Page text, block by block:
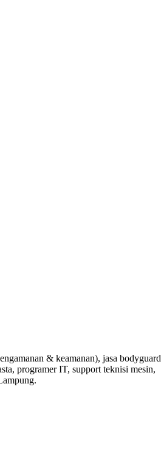
& keamanan), jasa bodyguard
programer IT, support teknisi mesin,